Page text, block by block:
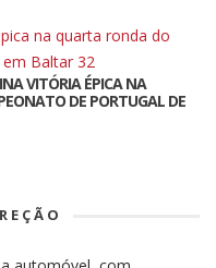
VITÓRIA ÉPICA NA
DE PORTUGAL DE